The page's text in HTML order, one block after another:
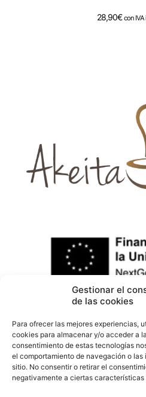
Gestionar el
de las cookies
Para ofrecer las mejores experiencias,
cookies para almacenar y/o acceder a
consentimiento de estas tecnologías
el comportamiento de navegación o
sitio. No consentir o retirar el
negativamente a ciertas
28,90€ con